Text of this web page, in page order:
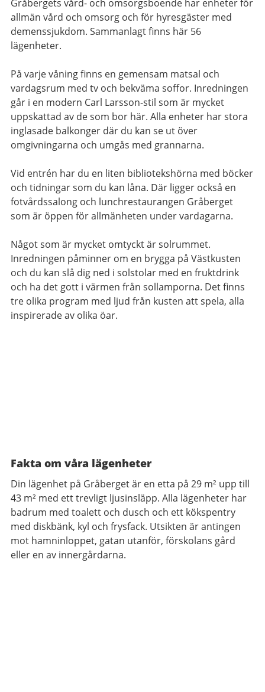
Gråbergets vård- och omsorgsboende har enheter för
allmän vård och omsorg och för hyresgäster med
demenssjukdom. Sammanlagt finns här 56
lägenheter.
På varje våning finns en gemensam matsal och
vardagsrum med tv och bekväma soffor. Inredningen
går i en modern Carl Larsson-stil som är mycket
uppskattad av de som bor här. Alla enheter har stora
inglasade balkonger där du kan se ut över
omgivningarna och umgås med grannarna.
Vid entrén har du en liten bibliotekshörna med böcker
och tidningar som du kan låna. Där ligger också en
fotvårdssalong och lunchrestaurangen Gråberget
som är öppen för allmänheten under vardagarna.
Något som är mycket omtyckt är solrummet.
Inredningen påminner om en brygga på Västkusten
och du kan slå dig ned i solstolar med en fruktdrink
och ha det gott i värmen från sollamporna. Det finns
tre olika program med ljud från kusten att spela, alla
inspirerade av olika öar.
Fakta om våra lägenheter
Din lägenhet på Gråbergetär en etta på 29 m² upp till
43 m² med ett trevligt ljusinsläpp. Alla lägenheter har
badrum med toalett och dusch och ett kökspentry
med diskbänk, kyl och frysfack. Utsikten är antingen
mot hamninloppet, gatan utanför, förskolans gård
eller en av innergårdarna.